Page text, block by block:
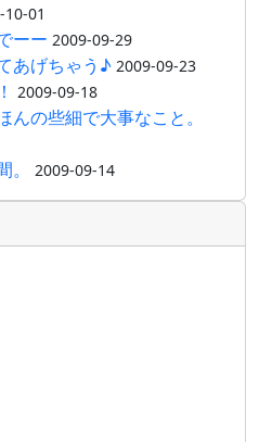
01
ーー 2009-09-29
あげちゃう♪ 2009-09-23
2009-09-18
の些細で大事なこと。
。 2009-09-14